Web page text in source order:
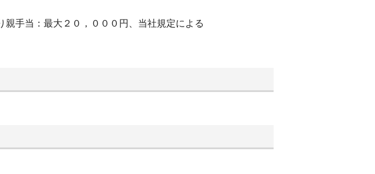
手当：最大２０，０００円、当社規定による